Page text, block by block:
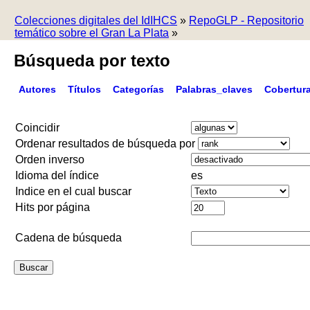
Colecciones digitales del IdIHCS » RepoGLP - Repositorio
temático sobre el Gran La Plata »
Búsqueda por texto
Autores Títulos Categorías Palabras_claves
Coincidir
Ordenar resultados de búsqueda por
Orden inverso
Idioma del índice
es
Indice en el cual buscar
Hits por página
Cadena de búsqueda